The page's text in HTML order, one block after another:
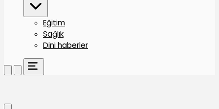
Eğitim
Sağlık
Dini haberler